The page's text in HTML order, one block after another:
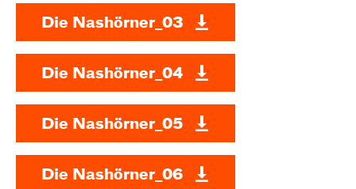
Die Nashörner_03
Die Nashörner_04
Die Nashörner_05
Die Nashörner_06